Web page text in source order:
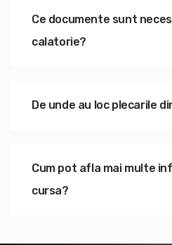
Ce documente sunt
calatorie?
De unde au loc plecarile
Cum pot afla mai multe
cursa?